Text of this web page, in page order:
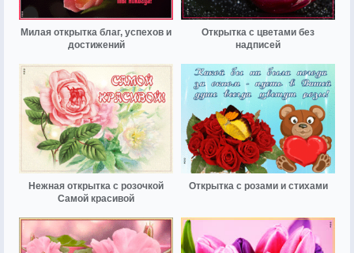
Милая открытка благ, успехов и
достижений
Открытка с цветами без
надписей
Нежная открытка с розочкой
Самой красивой
Открытка с розами и стихами